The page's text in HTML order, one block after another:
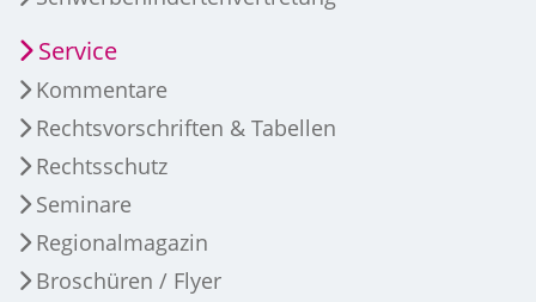
Service
Kommentare
Rechtsvorschriften & Tabellen
Rechtsschutz
Seminare
Regionalmagazin
Broschüren / Flyer